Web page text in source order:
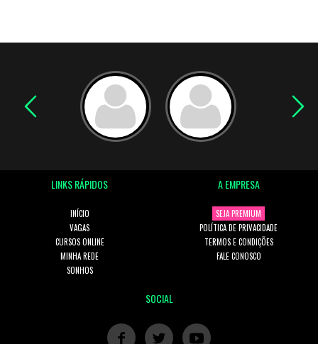
LINKS RÁPIDOS
INÍCIO
VAGAS
CURSOS ONLINE
MINHA REDE
SONHOS
A EMPRESA
SEJA PREMIUM
POLÍTICA DE PRIVACIDADE
TERMOS E CONDIÇÕES
FALE CONOSCO
SOCIAL